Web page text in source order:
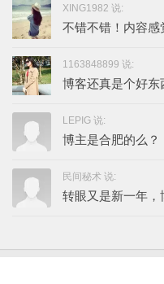
XING1982 说:
不错不错！内容感
1163848899 说:
博客还真是个好东
LEPIG 说:
博主是合肥的么？
民间秘术 说:
转眼又是新一年，